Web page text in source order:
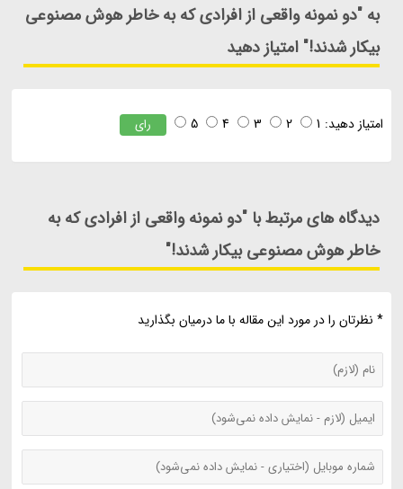
به "دو نمونه واقعی از افرادی که به خاطر هوش مصنوعی
بیکار شدند!" امتیاز دهید
امتیاز دهید: 1
2
3
4
5 رای
دیدگاه های مرتبط با "دو نمونه واقعی از افرادی که به
خاطر هوش مصنوعی بیکار شدند!"
* نظرتان را در مورد این مقاله با ما درمیان بگذارید